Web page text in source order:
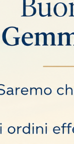
della
particolarmente
ruotata per